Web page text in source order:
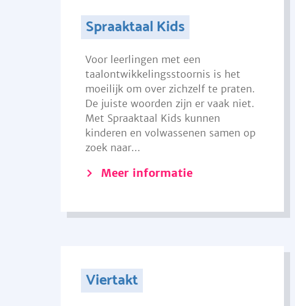
Spraaktaal Kids
Voor leerlingen met een
taalontwikkelingsstoornis is het
moeilijk om over zichzelf te praten.
De juiste woorden zijn er vaak niet.
Met Spraaktaal Kids kunnen
kinderen en volwassenen samen op
zoek naar...
Meer informatie
Viertakt